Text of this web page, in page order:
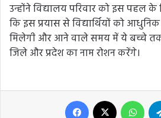
उन्होंने विद्यालय परिवार को इस पहल
कि इस प्रयास से विद्यार्थियों को
मिलेगी और आने वाले समय में ये बच्चे
जिले और प्रदेश का नाम रोशन करेंगे।
Facebook